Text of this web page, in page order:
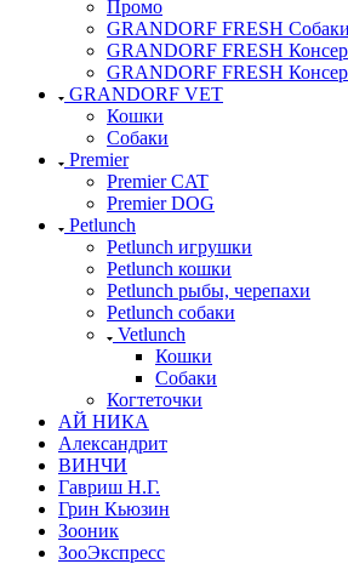
Промо
GRANDORF FRESH Собаки
GRANDORF FRESH
GRANDORF FRESH
GRANDORF VET
Кошки
Собаки
Premier
Premier CAT
Premier DOG
Petlunch
Petlunch игрушки
Petlunch кошки
Petlunch рыбы, черепахи
Petlunch собаки
Vetlunch
Кошки
Собаки
Когтеточки
АЙ НИКА
Александрит
ВИНЧИ
Гавриш Н.Г.
Грин Кьюзин
Зооник
ЗооЭкспресс